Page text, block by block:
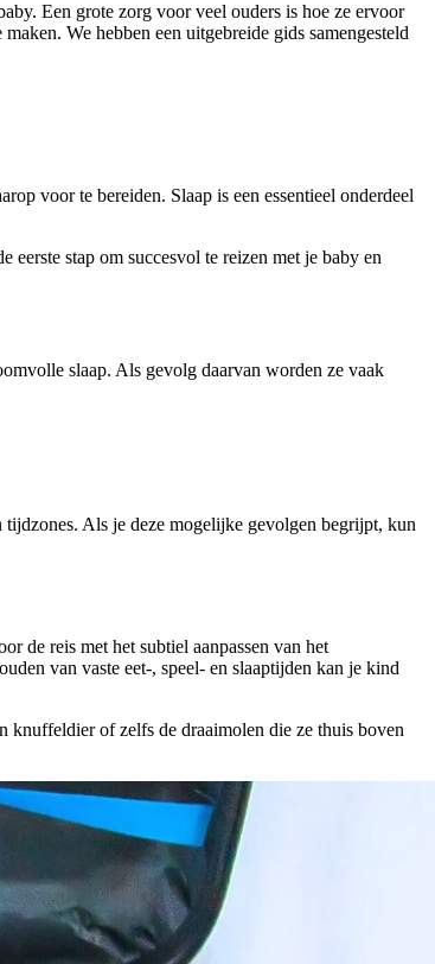
Een grote zorg voor veel ouders is hoe ze ervoor
We hebben een uitgebreide gids samengesteld
voor te bereiden. Slaap is een essentieel onderdeel
stap om succesvol te reizen met je baby en
slaap. Als gevolg daarvan worden ze vaak
Als je deze mogelijke gevolgen begrijpt, kun
de reis met het subtiel aanpassen van het
van vaste eet-, speel- en slaaptijden kan je kind
knuffeldier of zelfs de draaimolen die ze thuis boven